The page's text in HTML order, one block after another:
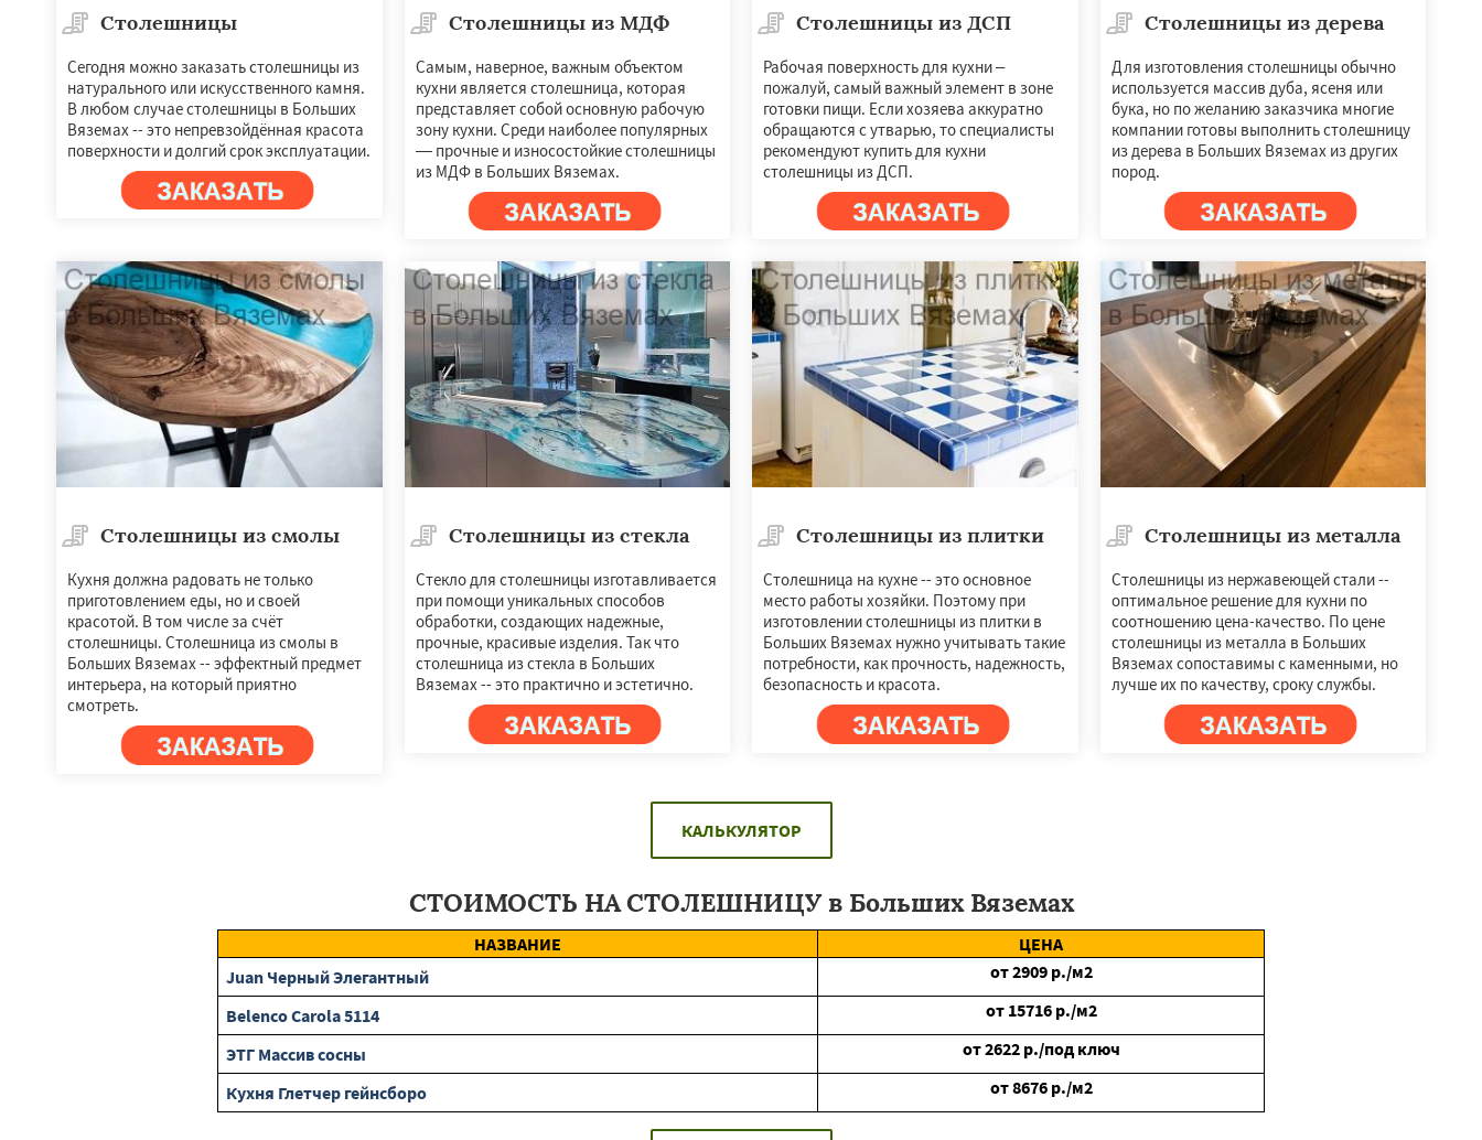
Столешницы
Сегодня можно заказать столешницы из
натурального или искусственного камня.
В любом случае столешницы в Больших
Вяземах -- это непревзойдённая красота
поверхности и долгий срок эксплуатации.
Столешницы из МДФ
Самым, наверное, важным объектом
кухни является столешница, которая
представляет собой основную рабочую
зону кухни. Среди наиболее популярных
— прочные и износостойкие столешницы
из МДФ в Больших Вяземах.
Столешницы из ДСП
Рабочая поверхность для кухни –
пожалуй, самый важный элемент в зоне
готовки пищи. Если хозяева аккуратно
обращаются с утварью, то специалисты
рекомендуют купить для кухни
столешницы из ДСП.
Столешницы из дерева
Для изготовления столешницы обычно
используется массив дуба, ясеня или
бука, но по желанию заказчика многие
компании готовы выполнить столешницу
из дерева в Больших Вяземах из других
пород.
Столешницы из смолы
Кухня должна радовать не только
приготовлением еды, но и своей
красотой. В том числе за счёт
столешницы. Столешница из смолы в
Больших Вяземах -- эффектный предмет
интерьера, на который приятно
смотреть.
Столешницы из стекла
Стекло для столешницы изготавливается
при помощи уникальных способов
обработки, создающих надежные,
прочные, красивые изделия. Так что
столешница из стекла в Больших
Вяземах -- это практично и эстетично.
Столешницы из плитки
Столешница на кухне -- это основное
место работы хозяйки. Поэтому при
изготовлении столешницы из плитки в
Больших Вяземах нужно учитывать такие
потребности, как прочность, надежность,
безопасность и красота.
Столешницы из металла
Столешницы из нержавеющей стали --
оптимальное решение для кухни по
соотношению цена-качество. По цене
столешницы из металла в Больших
Вяземах сопоставимы с каменными, но
лучше их по качеству, сроку службы.
КАЛЬКУЛЯТОР
СТОИМОСТЬ НА СТОЛЕШНИЦУ в Больших Вяземах
НАЗВАНИЕ
ЦЕНА
Juan Черный Элегантный
от2909 р./м2
Belenco Carola 5114
от 15716 р./м2
ЭТГ Массив сосны
от2622 р./под ключ
Кухня Глетчер гейнсборо
от8676 р./м2